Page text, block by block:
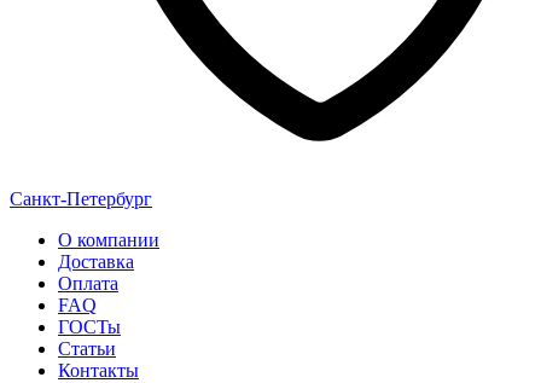
Санкт-Петербург
О компании
Доставка
Оплата
FAQ
ГОСТы
Статьи
Контакты